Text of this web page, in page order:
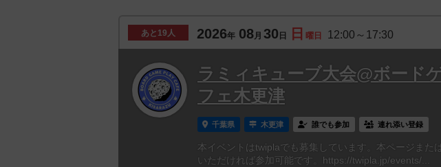
あと 19人 2026年 08 月 30 日 日 曜日 12:00～17:30
ラミィキューブ大会@ボード
フェ木更津
千葉県 木更津 誰でも参加 連れ添い登録
本イベントはtwiplaでも募集しています。本ページまた
いただければ参加可能です。https://twipla.jp/events/...